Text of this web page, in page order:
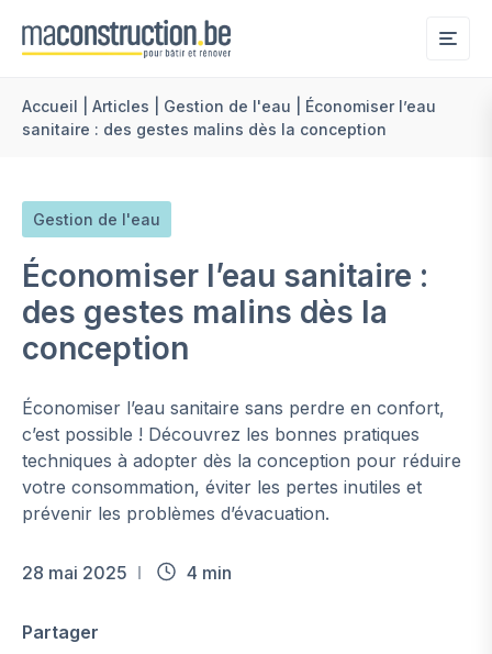
Accueil Articles Gestion de l'eau
Économiser l’eau
sanitaire : des gestes malins dès la conception
Gestion de l'eau
Économiser l’eau sanitaire :
des gestes malins dès la
conception
Économiser l’eau sanitaire sans perdre en confort,
c’est possible ! Découvrez les bonnes pratiques
techniques à adopter dès la conception pour réduire
votre consommation, éviter les pertes inutiles et
prévenir les problèmes d’évacuation.
28 mai 2025 4 min
Partager